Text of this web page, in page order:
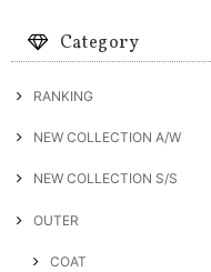
Category
RANKING
NEW COLLECTION A/W
NEW COLLECTION S/S
OUTER
COAT